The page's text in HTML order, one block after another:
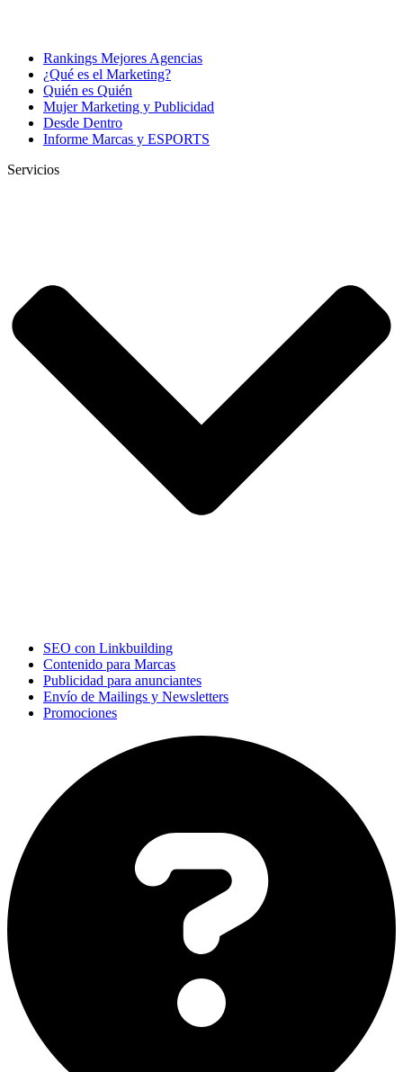
Rankings Mejores Agencias
¿Qué es el Marketing?
Quién es Quién
Mujer Marketing y Publicidad
Desde Dentro
Informe Marcas y ESPORTS
Servicios
SEO con Linkbuilding
Contenido para Marcas
Publicidad para anunciantes
Envío de Mailings y Newsletters
Promociones